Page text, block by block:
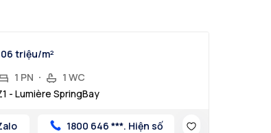
triệu/m²
1 PN
1 WC
- Lumière SpringBay
1800 646 ***. Hiện số